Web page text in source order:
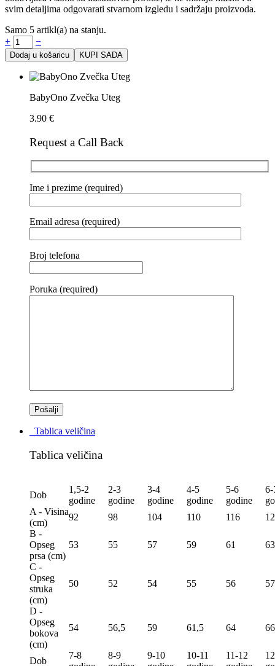
svim detaljima odgovarati stvarnom izgledu i sadržaju proizvoda.
Samo 5 artikl(a) na stanju.
Količina
+ −
Dodaj u košaricu KUPI SADA
BabyOno Zvečka Uteg
3.90 €
Request a Call Back
Ime i prezime (required)
Email adresa (required)
Broj telefona
Poruka (required)
Tablica veličina
Tablica veličina
Dob
1,5-2
godine
2-3
godine
3-4
godine
4-5
godine
5-6
godine
6-
A - Visina
(сm)
92 98 104 110 116
B -
Opseg
prsa (сm)
53 55 57 59 61 63
C -
Opseg
struka
(сm)
50 52 54 55 56 57
D -
Opseg
bokova
(сm)
54 56,5 59 61,5 64 66
Dob
7-8
8-9
9-10
10-11
11-12